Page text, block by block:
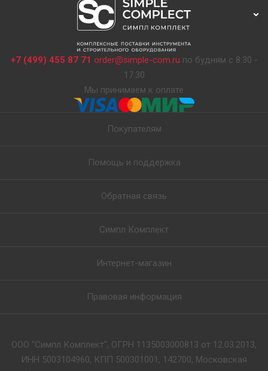
+7 (499) 455 87 71 order@simple-com.ru по будням с 8:30 -
17:30
Мы принимаем к оплате
Покупателям
Помощь и поддержка
Обратная связь
Симпл Комплект
Интернет-магазин
Правовая информация
ООО "Симпл Комплект", ОГРН 1135003000813 от 12.03.2013,
ИНН 5003104960, КПП 500301001, 142700, Московская